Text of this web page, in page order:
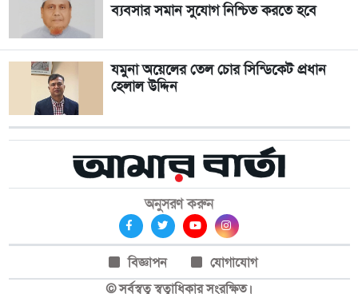
ব্যবসার সমান সুযোগ নিশ্চিত করতে হবে
যমুনা অয়েলের তেল চোর সিন্ডিকেট প্রধান
হেলাল উদ্দিন
অনুসরণ করুন
বিজ্ঞাপন
যোগাযোগ
© সর্বস্বত্ব স্বত্বাধিকার সংরক্ষিত।